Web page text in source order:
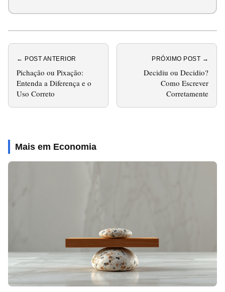
← POST ANTERIOR
Pichação ou Pixação:
Entenda a Diferença e o
Uso Correto
PRÓXIMO POST →
Decidiu ou Decidio?
Como Escrever
Corretamente
Mais em Economia